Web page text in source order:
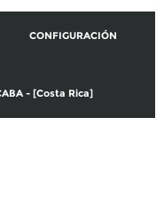
CONFIGURACIÓN
- [Costa Rica]